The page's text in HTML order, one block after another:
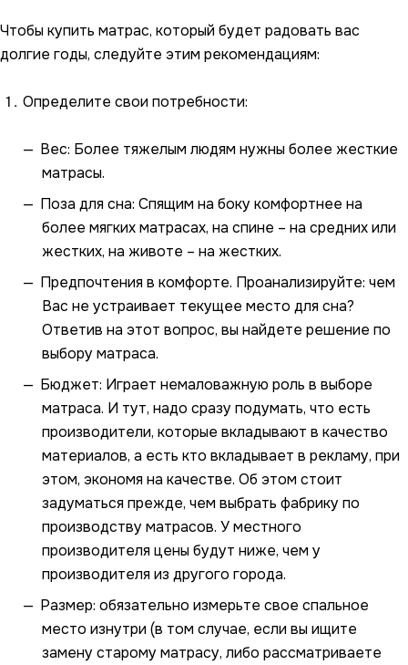
Чтобы купить матрас, который будет радовать вас
долгие годы, следуйте этим рекомендациям:
Определите свои потребности:
Вес: Более тяжелым людям нужны более жесткие
матрасы.
Поза для сна: Спящим на боку комфортнее на
более мягких матрасах, на спине – на средних или
жестких, на животе – на жестких.
Предпочтения в комфорте. Проанализируйте: чем
Вас не устраивает текущее место для сна?
Ответив на этот вопрос, вы найдете решение по
выбору матраса.
Бюджет: Играет немаловажную роль в выборе
матраса. И тут, надо сразу подумать, что есть
производители, которые вкладывают в качество
материалов, а есть кто вкладывает в рекламу, при
этом, экономя на качестве. Об этом стоит
задуматься прежде, чем выбрать фабрику по
производству матрасов. У местного
производителя цены будут ниже, чем у
производителя из другого города.
Размер: обязательно измерьте свое спальное
место изнутри (в том случае, если вы ищите
замену старому матрасу, либо рассматриваете